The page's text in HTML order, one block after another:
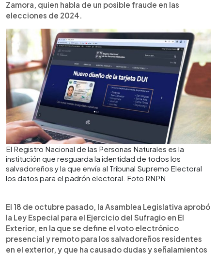
Zamora, quien habla de un posible fraude en las
elecciones de 2024.
El Registro Nacional de las Personas Naturales es la
institución que resguarda la identidad de todos los
salvadoreños y la que envía al Tribunal Supremo Electoral
los datos para el padrón electoral. Foto RNPN
El 18 de octubre pasado, la Asamblea Legislativa aprobó
la Ley Especial para el Ejercicio del Sufragio en El
Exterior, en la que se define el voto electrónico
presencial y remoto para los salvadoreños residentes
en el exterior, y que ha causado dudas y señalamientos